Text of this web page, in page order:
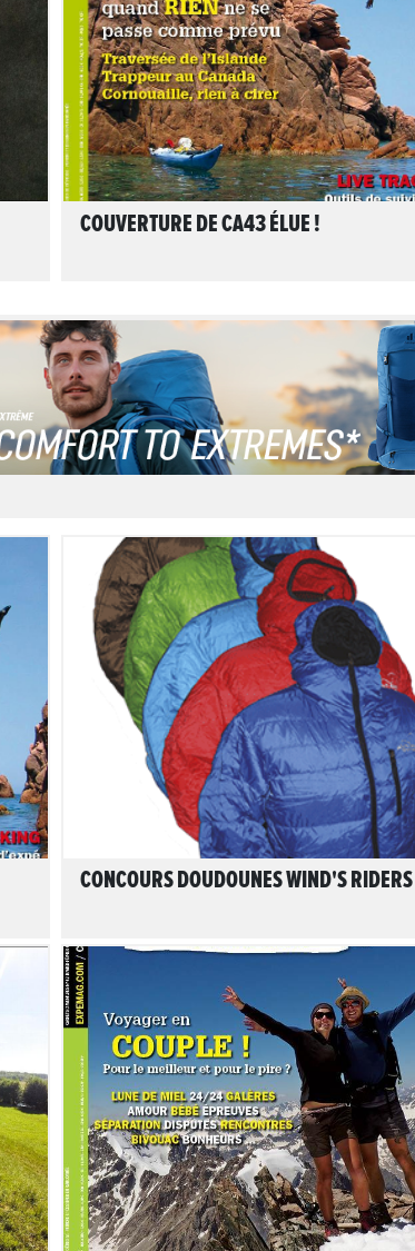
LIRE L'ARTICLE
COUVERTURE DE CA43 ÉLUE !
LIRE L'ARTICLE
CONCOURS DOUDOUNES WIND'S RIDERS
LIRE L'ARTICLE